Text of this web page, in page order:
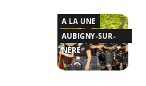
A LA UNE
AUBIGNY-SUR-
NÈRE